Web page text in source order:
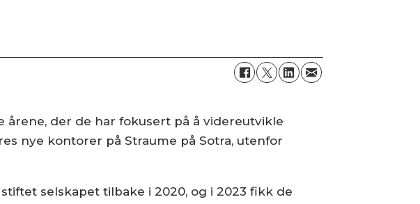
der de har fokusert på å videreutvikle
nye kontorer på Straume på Sotra, utenfor
selskapet tilbake i 2020, og i 2023 fikk de